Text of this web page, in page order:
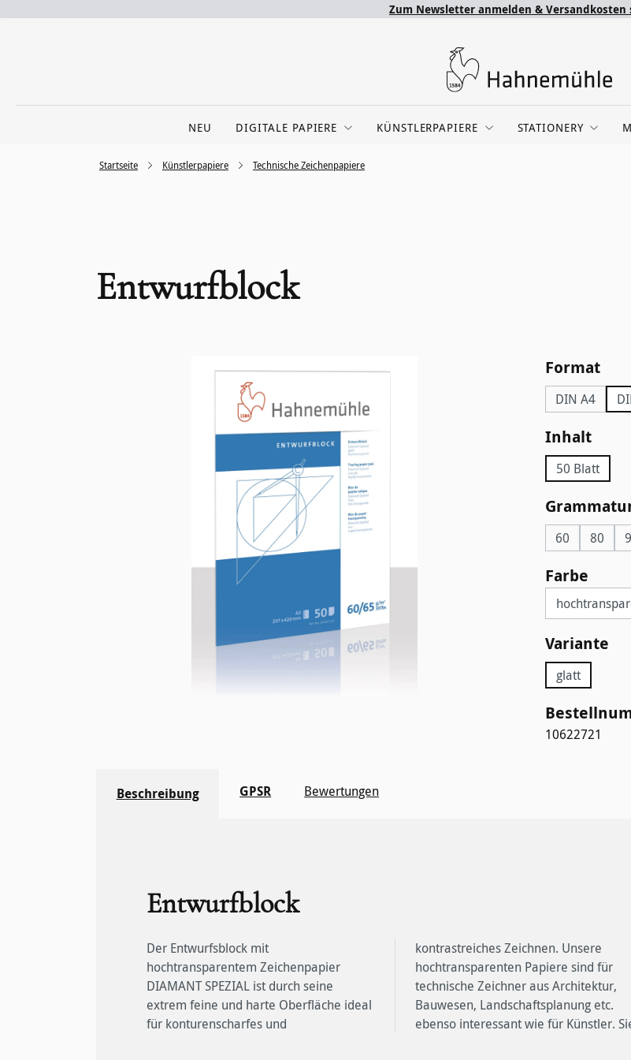
Zum Newsletter anmelden & Versandkosten
NEU DIGITALE PAPIERE KÜNSTLERPAPIERE STATIONERY
Technische Zeichenpapiere
Künstlerpapiere
Startseite
Entwurfblock
Format
DIN A4
Inhalt
50 Blatt
60 80
Farbe
Variante
glatt
10622721
Beschreibung GPSR Bewertungen
Entwurfblock
Der Entwurfsblock mit
hochtransparentem Zeichenpapier
DIAMANT SPEZIAL ist durch seine
extrem feine und harte Oberfläche ideal
für konturenscharfes und
kontrastreiches Zeichnen. Unsere
hochtransparenten Papiere sind für
technische Zeichner aus Architektur,
Bauwesen, Landschaftsplanung etc.
ebenso interessant wie für Künstler. Sie
eignen sich für Lichtpaus- und
Kopierverfahren und sind im Inkjet-,
Laser- und Offsetverfahren bedruckbar.
Wie alle Hahnemühle Papiere sind sie